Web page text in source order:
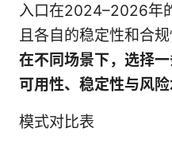
入口在2024–2026年
且各自的稳定性和合
在不同场景下，选择
可用性、稳定性与风险
模式对比表